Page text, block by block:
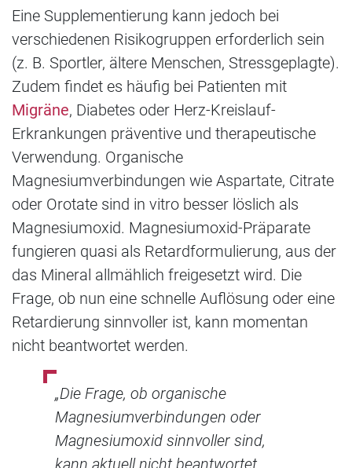
Eine Supplementierung kann jedoch bei
verschiedenen Risikogruppen erforderlich sein
(z. B. Sportler, ältere Menschen, Stressgeplagte).
Zudem findet es häufig bei Patienten mit
Migräne, Diabetes oder Herz-Kreislauf-
Erkrankungen präventive und therapeutische
Verwendung. Organische
Magnesiumverbindungen wie Aspartate, Citrate
oder Orotate sind in vitro besser löslich als
Magnesiumoxid. Magnesiumoxid-Präparate
fungieren quasi als Retardformulierung, aus der
das Mineral allmählich freigesetzt wird. Die
Frage, ob nun eine schnelle Auflösung oder eine
Retardierung sinnvoller ist, kann momentan
nicht beantwortet werden.
„Die Frage, ob organische
Magnesiumverbindungen oder
Magnesiumoxid sinnvoller sind,